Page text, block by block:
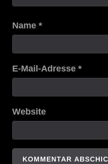
Name *
E-Mail-Adresse *
Website